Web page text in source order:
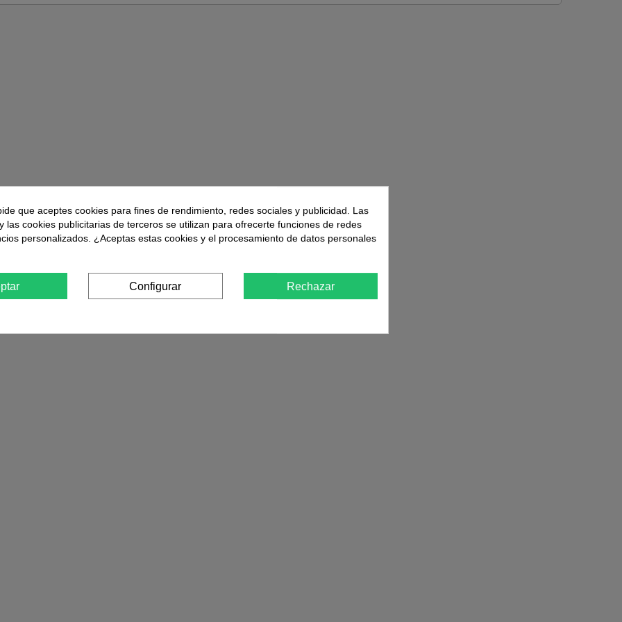
que aceptes cookies para fines de rendimiento, redes sociales y publicidad. Las
las cookies publicitarias de terceros se utilizan para ofrecerte funciones de redes
personalizados. ¿Aceptas estas cookies y el procesamiento de datos personales
Configurar Rechazar